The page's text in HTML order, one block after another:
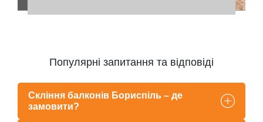
Популярні запитання та відповіді
Скління балконів Бориспіль – де
замовити?